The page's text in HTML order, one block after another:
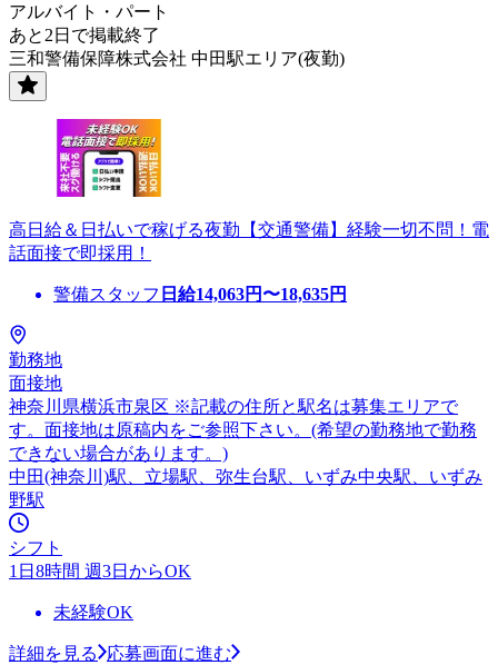
アルバイト・パート
あと2日で掲載終了
三和警備保障株式会社 中田駅エリア(夜勤)
高日給＆日払いで稼げる夜勤【交通警備】経験一切不問！電
話面接で即採用！
警備スタッフ 日給14,063円〜18,635円
勤務地
面接地
神奈川県横浜市泉区 ※記載の住所と駅名は募集エリアで
す。面接地は原稿内をご参照下さい。(希望の勤務地で勤務
できない場合があります。)
中田(神奈川)駅、立場駅、弥生台駅、いずみ中央駅、いずみ
野駅
シフト
1日8時間 週3日からOK
未経験OK
詳細を見る
応募画面に進む